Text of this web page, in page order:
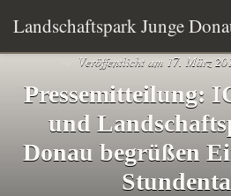
Landschaftspark Junge
Inhalt
springen
Der Landschaftspark
Veröffentlicht am 17. März
Pressemitteilung:
und
Donau begrüßen